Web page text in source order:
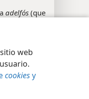
web
cookiesy
adelfós (que